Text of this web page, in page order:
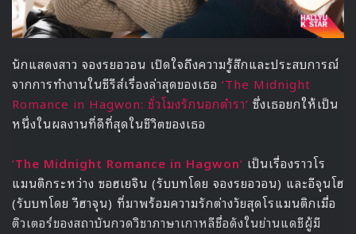
นักแสดงสาว จองรยอวอน เปิดใจถึงความรู้สึกและประสบการณ์
จากการทำงานในซีรีส์เรื่องล่าสุดของเธอ ‘The Midnight
Romance in Hagwon: ชั่วโมงรักนอกตำรา’ ซึ่งเธอยกให้เป็น
หนึ่งในผลงานที่ดีที่สุดในชีวิตของเธอ
‘The Midnight Romance in Hagwon‘ เป็นเรื่องราวโร
แมนติกระหว่าง ซอฮเยจิน (รับบทโดย จองรยอวอน) และอีจุนโฮ
(รับบทโดย วีฮาจุน) ที่มาพร้อมความรักต่างวัยสุดโรแมนติกเมื่อ
ติวเตอร์ของสถาบันกวดวิชาภาษาเกาหลีชื่อดังในย่านแดชีผู้มี